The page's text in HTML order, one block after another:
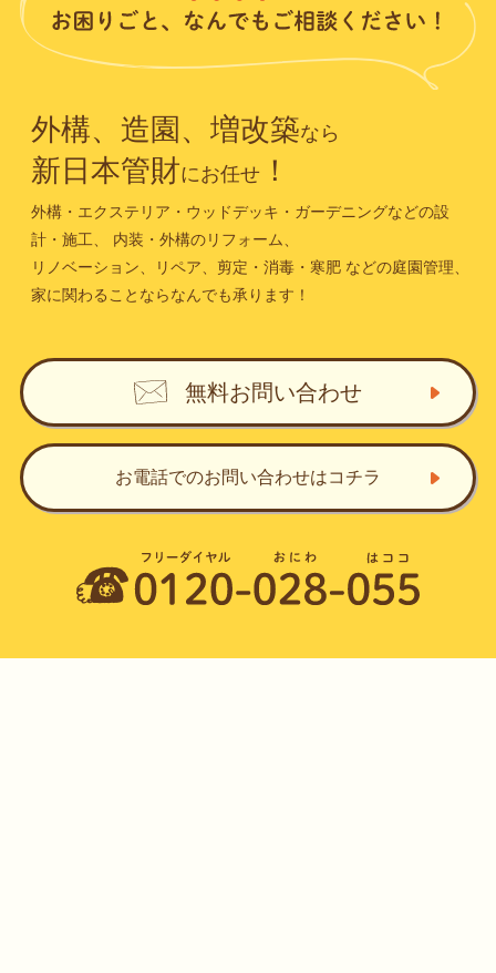
外構、造園、増改築なら
新日本管財にお任せ！
外構・エクステリア・ウッドデッキ・ガーデニングなどの設
計・施工、
内装・外構のリフォーム、
リノベーション、リペア、剪定・消毒・寒肥などの庭園管理、
家に関わることならなんでも承ります！
無料お問い合わせ
お電話でのお問い合わせはコチラ